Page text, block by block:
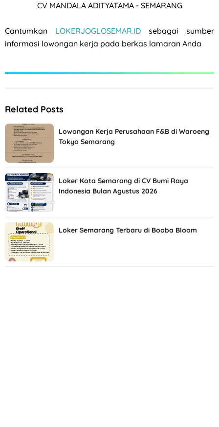
CV MANDALA ADITYATAMA - SEMARANG
Cantumkan LOKERJOGLOSEMAR.ID sebagai sumber
informasi lowongan kerja pada berkas lamaran Anda
Related Posts
Lowongan Kerja Perusahaan F&B di Waroeng
Tokyo Semarang
Loker Kota Semarang di CV Bumi Raya
Indonesia Bulan Agustus 2026
Loker Semarang Terbaru di Booba Bloom